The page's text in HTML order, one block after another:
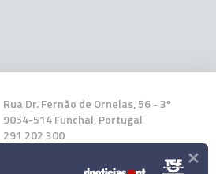
Rua Dr. Fernão de Ornelas, 56 - 3º
9054-514 Funchal, Portugal
291 202 300
Instale a nossa App ×